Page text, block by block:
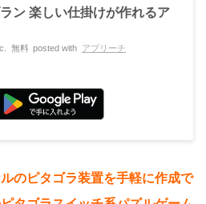
ン 楽しい仕掛けが作れるア
無料 posted with アプリーチ
のピタゴラ装置を手軽に作成で